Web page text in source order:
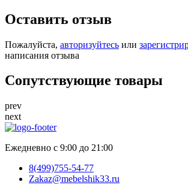
Оставить отзыв
Пожалуйста, авторизуйтесь или
написания отзыва
Сопутствующие товары
prev
next
Ежедневно с 9:00 до 21:00
8(499)755-54-77
Zakaz@mebelshik33.ru